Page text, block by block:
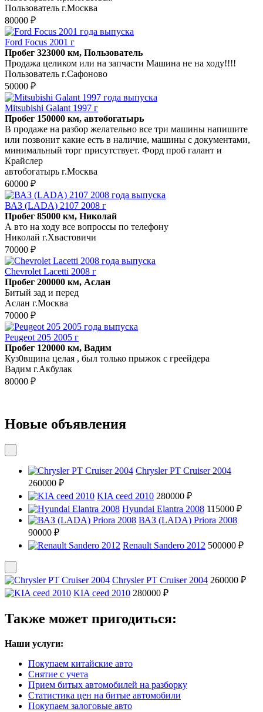
Пользователь г.Москва
80000 ₽
Ford Focus 2001 г
Пробег 323000 км, Пользователь
Продажа целиком или на запчасти Машина не на ходу!!!!
Пользователь г.Сафоново
50000 ₽
Mitsubishi Galant 1997 г
Пробег 150000 км, автобогатырь
В продаже на разбор желательно все три машины напишите
или позвонит какие есть в наличие, машины с документами,
минимальный торг присутствует. Форд проб галант и
Крайслер
автобогатырь г.Москва
60000 ₽
ВАЗ (LADA) 2107 2008 г
Пробег 85000 км, Николай
А вто на ходу все вопроссы по телефону
Николай г.Хвастовичи
70000 ₽
Chevrolet Lacetti 2008 г
Пробег 200000 км, Аслан
Битый зад и перед
Аслан г.Москва
70000 ₽
Peugeot 205 2005 г
Пробег 120000 км, Вадим
Куз0вщина целая , был только прыжок с греейдера
Вадим г.Акбулак
80000 ₽
Новые объявления
Chrysler PT Cruiser 2004
260000 ₽
KIA ceed 2010 280000 ₽
Hyundai Elantra 2008 115000 ₽
ВАЗ (LADA) Priora 2008
90000 ₽
Renault Sandero 2012 500000 ₽
Chrysler PT Cruiser 2004 260000 ₽
KIA ceed 2010 280000 ₽
Также может пригодиться:
Наши услуги:
Покупаем китайские авто
Снятие с учета
Прием битых автомобилей на разборку
Статистика цен на битые автомобили
Покупаем залоговые авто